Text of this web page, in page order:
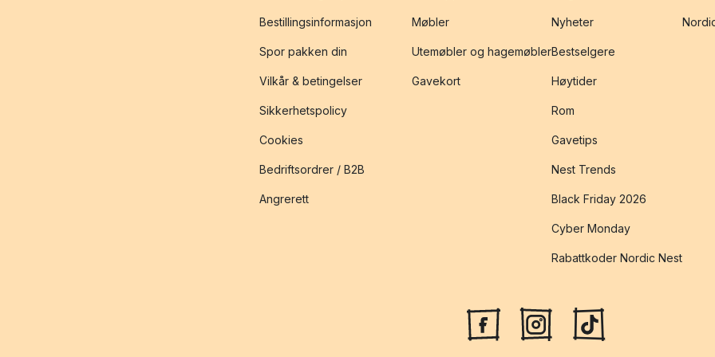
Bestillingsinformasjon
Spor pakken din
Vilkår & betingelser
Sikkerhetspolicy
Cookies
Bedriftsordrer / B2B
Angrerett
Møbler
Utemøbler og hagemøbler
Gavekort
Nyheter
Bestselgere
Høytider
Rom
Gavetips
Nest Trends
Black Friday 2026
Cyber Monday
Rabattkoder Nordic Nest